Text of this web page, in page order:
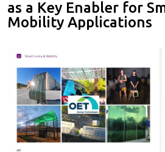
as a Key Enabler for
Mobility Applications